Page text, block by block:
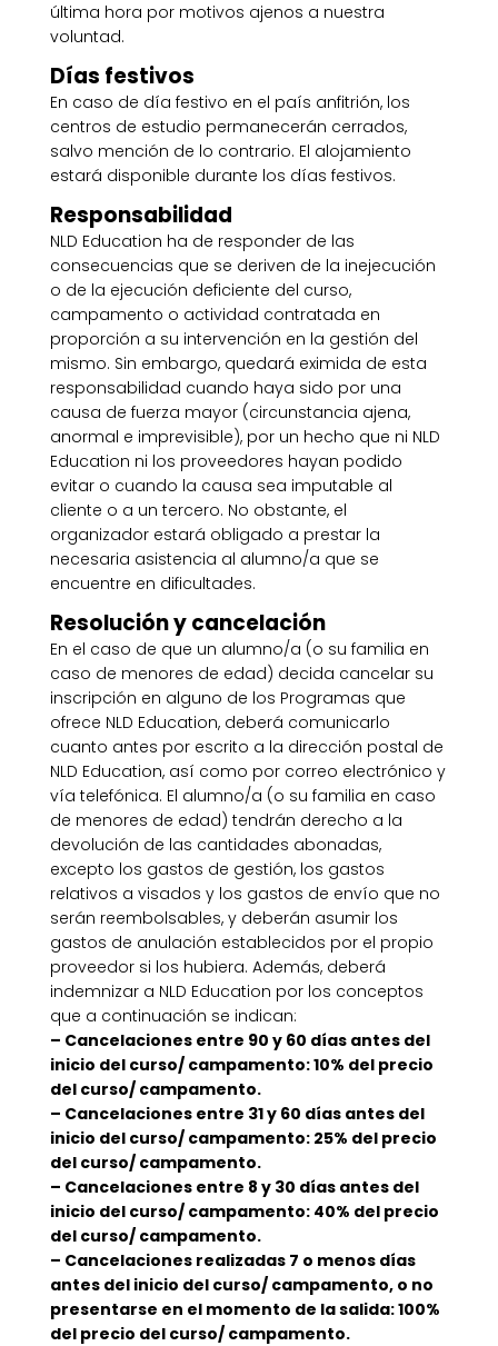
última hora por motivos ajenos a nuestra
voluntad.
Días festivos
En caso de día festivo en el país anfitrión, los
centros de estudio permanecerán cerrados,
salvo mención de lo contrario. El alojamiento
estará disponible durante los días festivos.
Responsabilidad
NLD Education ha de responder de las
consecuencias que se deriven de la inejecución
o de la ejecución deficiente del curso,
campamento o actividad contratada en
proporción a su intervención en la gestión del
mismo. Sin embargo, quedará eximida de esta
responsabilidad cuando haya sido por una
causa de fuerza mayor (circunstancia ajena,
anormal e imprevisible), por un hecho que ni NLD
Education ni los proveedores hayan podido
evitar o cuando la causa sea imputable al
cliente o a un tercero. No obstante, el
organizador estará obligado a prestar la
necesaria asistencia al alumno/a que se
encuentre en dificultades.
Resolución y cancelación
En el caso de que un alumno/a (o su familia en
caso de menores de edad) decida cancelar su
inscripción en alguno de los Programas que
ofrece NLD Education, deberá comunicarlo
cuanto antes por escrito a la dirección postal de
NLD Education, así como por correo electrónico y
vía telefónica. El alumno/a (o su familia en caso
de menores de edad) tendrán derecho a la
devolución de las cantidades abonadas,
excepto los gastos de gestión, los gastos
relativos a visados y los gastos de envío que no
serán reembolsables, y deberán asumir los
gastos de anulación establecidos por el propio
proveedor si los hubiera. Además, deberá
indemnizar a NLD Education por los conceptos
que a continuación se indican:
– Cancelaciones entre 90 y 60 días antes del
inicio del curso/ campamento: 10% del precio
del curso/ campamento.
– Cancelaciones entre 31 y 60 días antes del
inicio del curso/ campamento: 25% del precio
del curso/ campamento.
– Cancelaciones entre 8 y 30 días antes del
inicio del curso/ campamento: 40% del precio
del curso/ campamento.
– Cancelaciones realizadas 7 o menos días
antes del inicio del curso/ campamento, o no
presentarse en el momento de la salida: 100%
del precio del curso/ campamento.